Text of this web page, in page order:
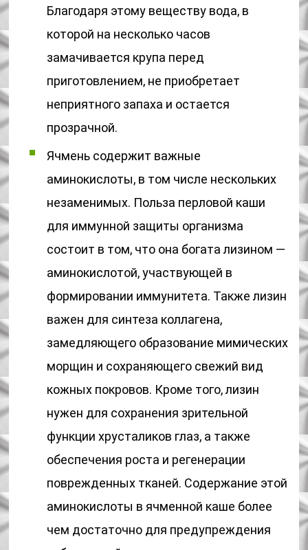
Благодаря этому веществу вода, в
которой на несколько часов
замачивается крупа перед
приготовлением, не приобретает
неприятного запаха и остается
прозрачной.
Ячмень содержит важные
аминокислоты, в том числе нескольких
незаменимых. Польза перловой каши
для иммунной защиты организма
состоит в том, что она богата лизином —
аминокислотой, участвующей в
формировании иммунитета. Также лизин
важен для синтеза коллагена,
замедляющего образование мимических
морщин и сохраняющего свежий вид
кожных покровов. Кроме того, лизин
нужен для сохранения зрительной
функции хрусталиков глаз, а также
обеспечения роста и регенерации
поврежденных тканей. Содержание этой
аминокислоты в ячменной каше более
чем достаточно для предупреждения